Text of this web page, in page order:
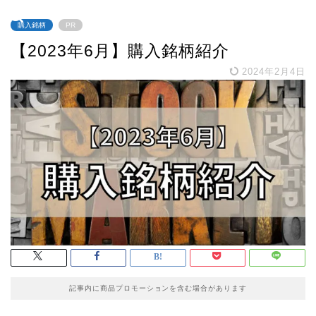
購入銘柄 PR
【2023年6月】購入銘柄紹介
2024年2月4日
記事内に商品プロモーションを含む場合があります